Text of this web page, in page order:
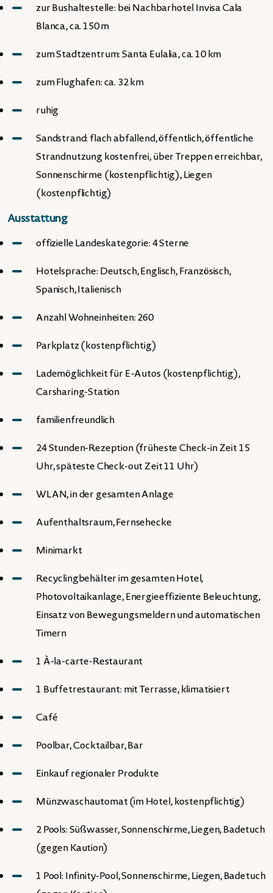
zur Bushaltestelle: bei Nachbarhotel Invisa Cala
Blanca, ca. 150 m
zum Stadtzentrum: Santa Eulalia, ca. 10 km
zum Flughafen: ca. 32 km
ruhig
Sandstrand: flach abfallend, öffentlich, öffentliche
Strandnutzung kostenfrei, über Treppen erreichbar,
Sonnenschirme (kostenpflichtig), Liegen
(kostenpflichtig)
Ausstattung
offizielle Landeskategorie: 4 Sterne
Hotelsprache: Deutsch, Englisch, Französisch,
Spanisch, Italienisch
Anzahl Wohneinheiten: 260
Parkplatz (kostenpflichtig)
Lademöglichkeit für E-Autos (kostenpflichtig),
Carsharing-Station
familienfreundlich
24 Stunden-Rezeption (früheste Check-in Zeit 15
Uhr, späteste Check-out Zeit 11 Uhr)
WLAN, in der gesamten Anlage
Aufenthaltsraum, Fernsehecke
Minimarkt
Recyclingbehälter im gesamten Hotel,
Photovoltaikanlage, Energieeffiziente Beleuchtung,
Einsatz von Bewegungsmeldern und automatischen
Timern
1 À-la-carte-Restaurant
1 Buffetrestaurant: mit Terrasse, klimatisiert
Café
Poolbar, Cocktailbar, Bar
Einkauf regionaler Produkte
Münzwaschautomat (im Hotel, kostenpflichtig)
2 Pools: Süßwasser, Sonnenschirme, Liegen, Badetuch
(gegen Kaution)
1 Pool: Infinity-Pool, Sonnenschirme, Liegen, Badetuch